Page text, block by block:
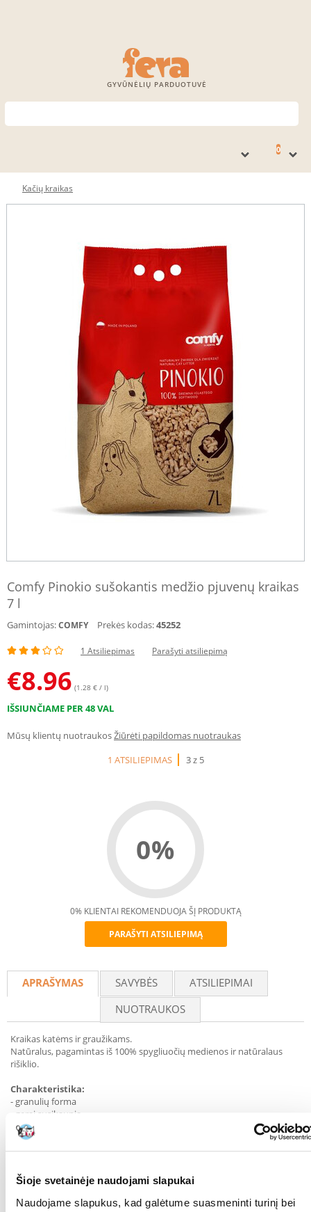
Šioje svetainėje naudojami slapukai
Naudojame slapukus, kad galėtume suasmeninti turinį bei
GYVŪNĖLIŲ PARDUOTUVĖ
0
Kačių kraikas
Comfy Pinokio sušokantis medžio pjuvenų kraikas
7 l
Gamintojas:COMFY Prekės kodas:45252
1 Atsiliepimas Parašyti atsiliepimą
€8.96 (1.28 € / l)
IŠSIUNČIAME PER 48 VAL
Mūsų klientų nuotraukosŽiūrėti papildomas nuotraukas
1 ATSILIEPIMAS
3 z 5
0%
Recommend
0% KLIENTAI REKOMENDUOJA ŠĮ PRODUKTĄ
PARAŠYTI ATSILIEPIMĄ
APRAŠYMAS SAVYBĖS
ATSILIEPIMAI
NUOTRAUKOS
Kraikas katėms ir graužikams.
Natūralus, pagamintas iš 100% spygliuočių medienos ir natūralaus
rišiklio.
Charakteristika:
- granulių forma
- gerai susikaupia
- biologiškai skaidomas
- ypač sugeriantis
neprilimpa prie kailio.